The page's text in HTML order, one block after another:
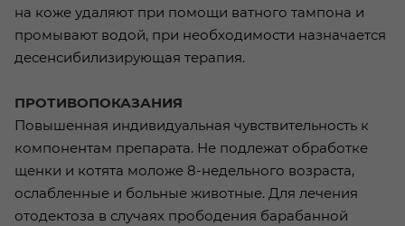
на коже удаляют при помощи ватного тампона и
промывают водой, при необходимости назначается
десенсибилизирующая терапия.
ПРОТИВОПОКАЗАНИЯ
Повышенная индивидуальная чувствительность к
компонентам препарата. Не подлежат обработке
щенки и котята моложе 8-недельного возраста,
ослабленные и больные животные. Для лечения
отодектоза в случаях прободения барабанной